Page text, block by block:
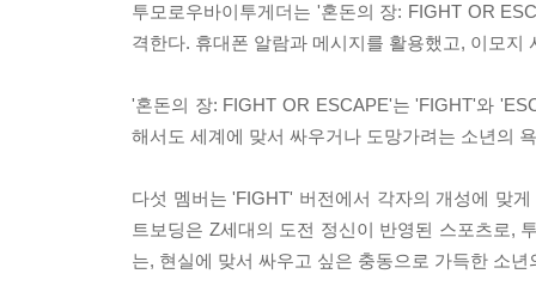
투모로우바이투게더는 '혼돈의 장: FIGHT OR
격한다. 휴대폰 알람과 메시지를 활용했고, 이모
'혼돈의 장: FIGHT OR ESCAPE'는 'FIGHT'와
해서도 세계에 맞서 싸우거나 도망가려는 소년의
다섯 멤버는 'FIGHT' 버전에서 각자의 개성에 맞
트보딩은 Z세대의 도전 정신이 반영된 스포츠로,
는, 현실에 맞서 싸우고 싶은 충동으로 가득한 소